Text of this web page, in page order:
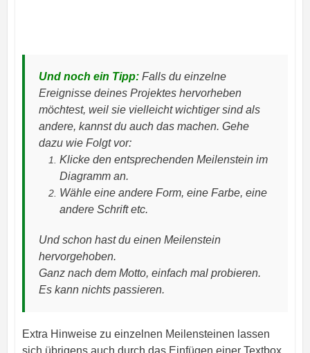
Und noch ein Tipp:Falls du einzelne
Ereignisse deines Projektes hervorheben
möchtest, weil sie vielleicht wichtiger sind als
andere, kannst du auch das machen. Gehe
dazu wie Folgt vor:
Klicke den entsprechenden Meilenstein im
Diagramm an.
Wähle eine andere Form, eine Farbe, eine
andere Schrift etc.
Und schon hast du einen Meilenstein
hervorgehoben.
Ganz nach dem Motto, einfach mal probieren.
Es kann nichts passieren.
Extra Hinweise zu einzelnen Meilensteinen lassen